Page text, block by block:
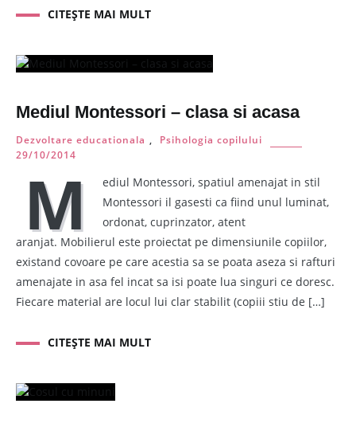
CITEȘTE MAI MULT
Mediul Montessori – clasa si acasa
Dezvoltare educationala ,
Psihologia copilului
29/10/2014
M
ediul Montessori, spatiul amenajat in stil
Montessori il gasesti ca fiind unul luminat,
ordonat, cuprinzator, atent
aranjat. Mobilierul este proiectat pe dimensiunile copiilor,
existand covoare pe care acestia sa se poata aseza si rafturi
amenajate in asa fel incat sa isi poate lua singuri ce doresc.
Fiecare material are locul lui clar stabilit (copiii stiu de […]
CITEȘTE MAI MULT